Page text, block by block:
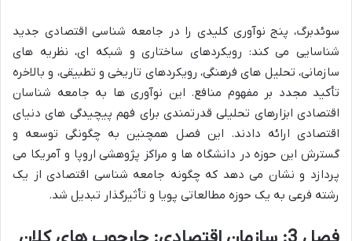
سوئدبرگ، پنج نوآوری کلیدی را در جامعه شناسی اقتصادی جدید
شناسایی می کند: رویکردهای ساختاری و شبکه ای، نظریه های
سازمانی، تحلیل های فرهنگی، رویکردهای تاریخی و تطبیقی، و بالاخره
تأکید مجدد بر مفهوم منافع. این نوآوری ها به جامعه شناسان
اقتصادی ابزارهای تحلیلی قدرتمندی برای فهم پیچیدگی های دنیای
اقتصادی ارائه دادند. این فصل همچنین به چگونگی توسعه و
گسترش این حوزه در دانشگاه ها و مراکز پژوهشی اروپا و آمریکا می
پردازد و نشان می دهد که چگونه جامعه شناسی اقتصادی از یک
رشته فرعی به یک حوزه مطالعاتی پویا و تأثیرگذار تبدیل شد.